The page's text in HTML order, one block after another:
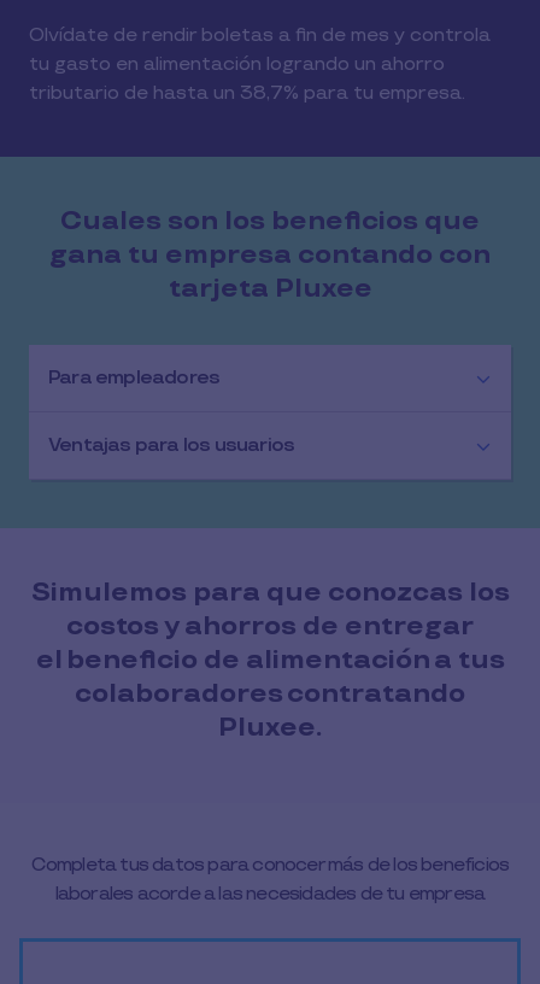
Olvídate de rendir boletas a fin de mes y controla
tu gasto en alimentación logrando un ahorro
tributario de hasta un 38,7% para tu empresa.
Cuales son los beneficios que
gana tu empresa contando con
tarjeta Pluxee
Para empleadores
Ventajas para los usuarios
Simulemos para que conozcas los
costos y ahorros de entregar
el beneficio de alimentación a tus
colaboradores contratando
Pluxee.
Completa tus datos para conocer más de los beneficios
laborales acorde a las necesidades de tu empresa